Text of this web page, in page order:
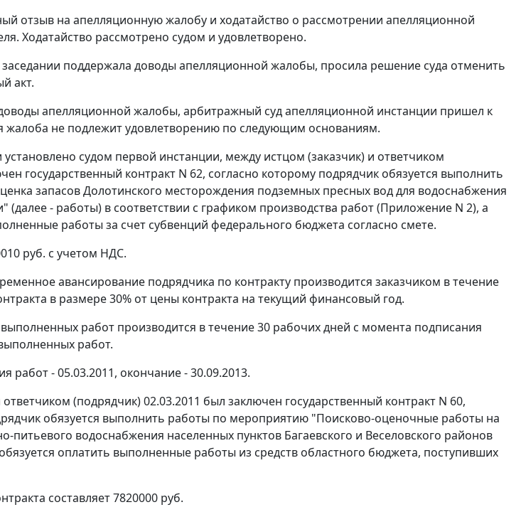
отзыв на апелляционную жалобу и ходатайство о рассмотрении апелляционной
Ходатайство рассмотрено судом и удовлетворено.
заседании поддержала доводы апелляционной жалобы, просила решение суда отменить
акт.
апелляционной жалобы, арбитражный суд апелляционной инстанции пришел к
жалоба не подлежит удовлетворению по следующим основаниям.
установлено судом первой инстанции, между истцом (заказчик) и ответчиком
государственный контракт N 62, согласно которому подрядчик обязуется выполнить
запасов Долотинского месторождения подземных пресных вод для водоснабжения
(далее - работы) в соответствии с графиком производства работ (Приложение N 2), а
работы за счет субвенций федерального бюджета согласно смете.
руб. с учетом НДС.
авансирование подрядчика по контракту производится заказчиком в течение
в размере 30% от цены контракта на текущий финансовый год.
выполненных работ производится в течение 30 рабочих дней с момента подписания
работ.
работ - 05.03.2011, окончание - 30.09.2013.
(подрядчик) 02.03.2011 был заключен государственный контракт N 60,
обязуется выполнить работы по мероприятию "Поисково-оценочные работы на
питьевого водоснабжения населенных пунктов Багаевского и Веселовского районов
оплатить выполненные работы из средств областного бюджета, поступивших
составляет 7820000 руб.